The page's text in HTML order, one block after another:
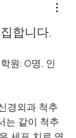
합니다.
원: O명, 인
경외과 척추
는 같이 척추